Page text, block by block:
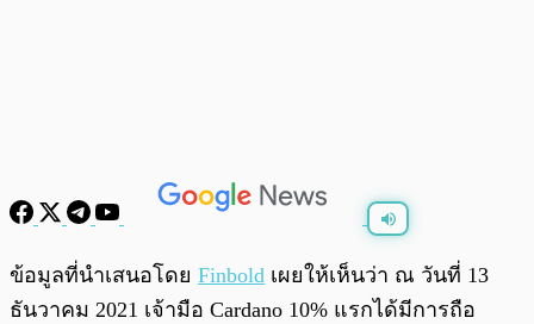
พร้อมเล่น 0:00/0:00
ข้อมูลที่นำเสนอโดย Finbold เผยให้เห็นว่า ณ วันที่ 13
ธันวาคม 2021 เจ้ามือ Cardano 10% แรกได้มีการถือ